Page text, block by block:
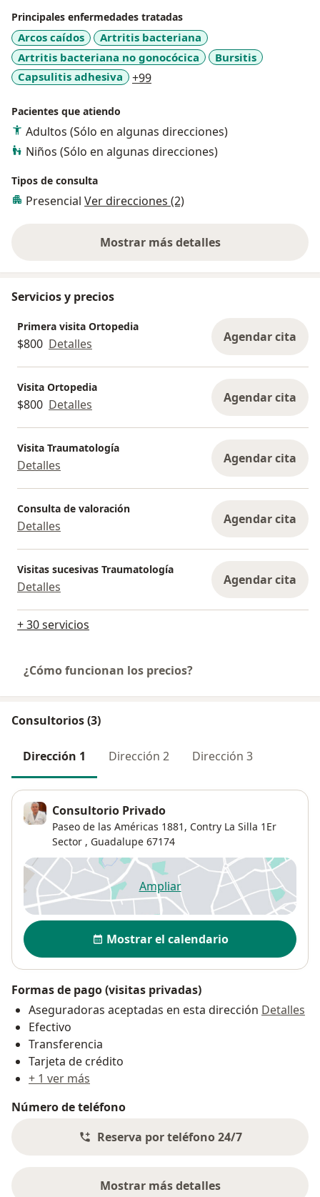
Principales enfermedades tratadas
Arcos caídos
Artritis bacteriana
Artritis bacteriana no gonocócica
Bursitis
Capsulitis adhesiva
+99a11y_sr_more_diseases
Pacientes que atiendo
Adultos (Sólo en algunas direcciones)
Niños (Sólo en algunas direcciones)
Tipos de consulta
Presencial Ver direcciones (2)
Mostrar más detalles
sobre la experiencia
Servicios y precios
Primera visita Ortopedia
$800 Detalles Agendar cita
Visita Ortopedia
$800 Detalles Agendar cita
Visita Traumatología
Detalles Agendar cita
Consulta de valoración
Detalles Agendar cita
Visitas sucesivas Traumatología
Detalles Agendar cita
+ 30 servicios
¿Cómo funcionan los precios?
Consultorios (3)
Dirección 1 Dirección 2 Dirección 3
Consultorio Privado
Paseo de las Américas 1881, Contry La Silla 1Er
Sector , Guadalupe 67174
Ampliarse abre en una nueva
Disponibilidad
Mostrar el calendario
Formas de pago (visitas privadas)
Aseguradoras aceptadas en esta dirección Detalles
Efectivo
Transferencia
Tarjeta de crédito
+ 1 ver más
Número de teléfono
Reserva por teléfono 24/7
Mostrar más detalles
sobre la dirección